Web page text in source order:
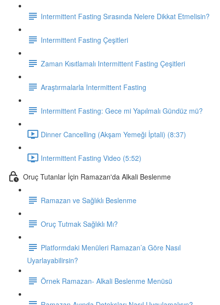
Intermittent Fasting Sırasında Nelere Dikkat Etmelisin?
Intermittent Fasting Çeşitleri
Zaman Kısıtlamalı Intermittent Fasting Çeşitleri
Araştırmalarla Intermittent Fasting
Intermittent Fasting: Gece mi Yapılmalı Gündüz mü?
Dinner Cancelling (Akşam Yemeği İptali) (8:37)
Intermittent Fasting Video (5:52)
Oruç Tutanlar İçin Ramazan'da Alkali Beslenme
Ramazan ve Sağlıklı Beslenme
Oruç Tutmak Sağlıklı Mı?
Platformdaki Menüleri Ramazan’a Göre Nasıl
Uyarlayabilirsin?
Örnek Ramazan- Alkali Beslenme Menüsü